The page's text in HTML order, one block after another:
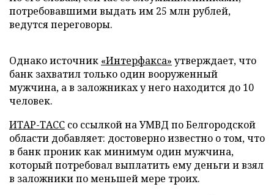
потребовавшими выдать им 25 млн рублей,
ведутся переговоры.
Однако источник «Интерфакса» утверждает, что
банк захватил только один вооруженный
мужчина, а в заложниках у него находится до 10
человек.
ИТАР-ТАСС со ссылкой на УМВД по Белгородской
области добавляет: достоверно известно о том, что
в банк проник как минимум один мужчина,
который потребовал выплатить ему деньги и взял
в заложники по меньшей мере троих.